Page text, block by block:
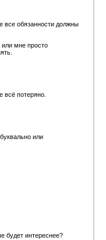
все обязанности должны
мне просто
потеряно.
или
будет интереснее?